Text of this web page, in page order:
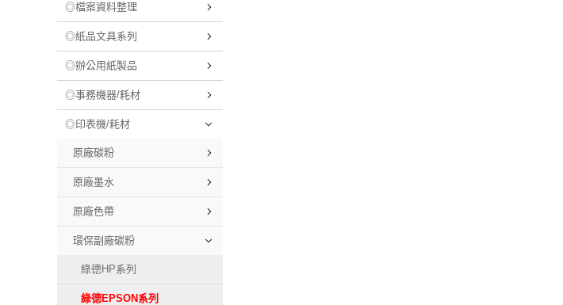
◎檔案資料整理
◎紙品文具系列
◎辦公用紙製品
◎事務機器/耗材
◎印表機/耗材
原廠碳粉
原廠墨水
原廠色帶
環保副廠碳粉
綠德HP系列
綠德EPSON系列